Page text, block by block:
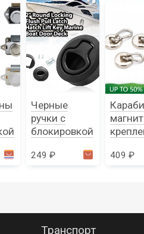
Черные
ручки с
блокировкой
249 ₽ 409 ₽
Транспорт